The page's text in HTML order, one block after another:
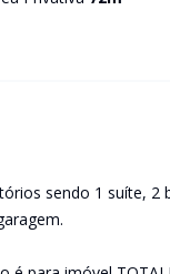
sendo 1 suíte, 2